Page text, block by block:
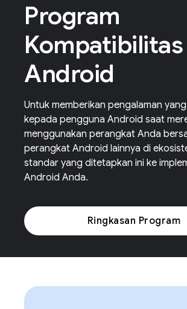
Program
Kompatibilitas
Android
Untuk memberikan pengalaman
kepada pengguna Android saat
menggunakan perangkat Anda
perangkat Android lainnya di
standar yang ditetapkan ini ke
Android Anda.
Ringkasan Program